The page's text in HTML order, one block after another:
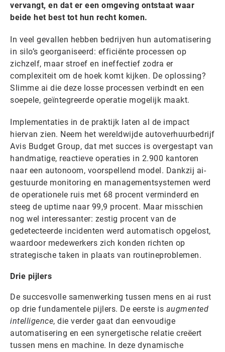
vervangt, en dat er een omgeving ontstaat waar
beide het best tot hun recht komen.
In veel gevallen hebben bedrijven hun automatisering
in silo’s georganiseerd: efficiënte processen op
zichzelf, maar stroef en ineffectief zodra er
complexiteit om de hoek komt kijken. De oplossing?
Slimme ai die deze losse processen verbindt en een
soepele, geïntegreerde operatie mogelijk maakt.
Implementaties in de praktijk laten al de impact
hiervan zien. Neem het wereldwijde autoverhuurbedrijf
Avis Budget Group, dat met succes is overgestapt van
handmatige, reactieve operaties in 2.900 kantoren
naar een autonoom, voorspellend model. Dankzij ai-
gestuurde monitoring en managementsystemen werd
de operationele ruis met 68 procent verminderd en
steeg de uptime naar 99,9 procent. Maar misschien
nog wel interessanter: zestig procent van de
gedetecteerde incidenten werd automatisch opgelost,
waardoor medewerkers zich konden richten op
strategische taken in plaats van routineproblemen.
Drie pijlers
De succesvolle samenwerking tussen mens en ai rust
op drie fundamentele pijlers. De eerste is augmented
intelligence, die verder gaat dan eenvoudige
automatisering en een synergetische relatie creëert
tussen mens en machine. In deze dynamische